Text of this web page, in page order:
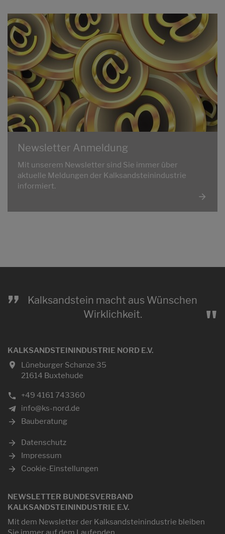
Newsletter Anmeldung
Mit unserem Newsletter sind Sie immer über
aktuelle Meldungen der Kalksandsteinindustrie
informiert.
„
Kalksandstein macht aus Wünschen
Wirklichkeit.
"
KALKSANDSTEININDUSTRIE NORD E.V.
Lüneburger Schanze 35
21614 Buxtehude
+49 4161 743360
info@ks-nord.de
Bauberatung
Datenschutz
Impressum
Cookie-Einstellungen
NEWSLETTER BUNDESVERBAND
KALKSANDSTEININDUSTRIE E.V.
Mit dem Newsletter der Kalksandsteinindustrie bleiben